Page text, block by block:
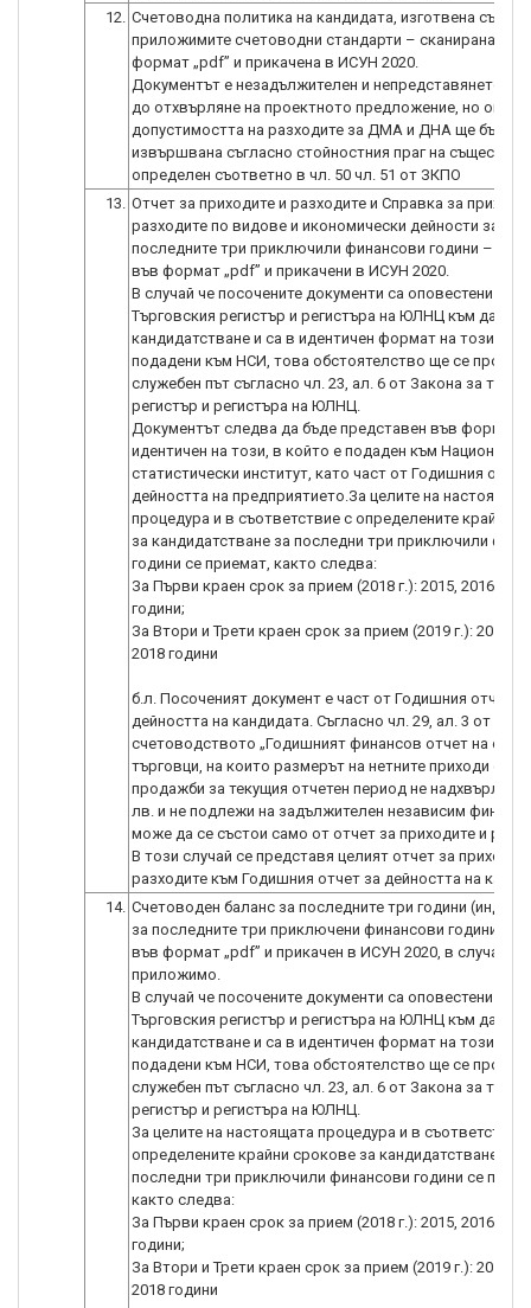
12. Счетоводна политика на кандидата, изготвена
приложимите счетоводни стандарти – сканирана във
формат „pdf” и прикачена в ИСУН 2020.
Документът е незадължителен и непредставянето му
до отхвърляне на проектното предложение, но
допустимостта на разходите за ДМА и ДНА ще бъде
извършвана съгласно стойностния праг на
определен съответно в чл. 50 чл. 51 от ЗКПО
13. Отчет за приходите и разходите и Справка за
разходите по видове и икономически дейности за
последните три приключили финансови години –
във формат „pdf” и прикачени в ИСУН 2020.
В случай че посочените документи са оповестени в
Търговския регистър и регистъра на ЮЛНЦ към
кандидатстване и са в идентичен формат на този, в
подадени към НСИ, това обстоятелство ще се
служебен път съгласно чл. 23, ал. 6 от Закона за
регистър и регистъра на ЮЛНЦ.
Документът следва да бъде представен във формат
идентичен на този, в който е подаден към
статистически институт, като част от Годишния
дейността на предприятието.За целите на настоящата
процедура и в съответствие с определените крайни
за кандидатстване за последни три приключили
години се приемат, както следва:
За Първи краен срок за прием (2018 г.): 2015, 2016 и
години;
За Втори и Трети краен срок за прием (2019 г.): 2016,
2018 години
б.л. Посоченият документ е част от Годишния отчет
дейността на кандидата. Съгласно чл. 29, ал. 3 от
счетоводството „Годишният финансов отчет на
търговци, на които размерът на нетните приходи от
продажби за текущия отчетен период не надхвърля
лв. и не подлежи на задължителен независим
може да се състои само от отчет за приходите и
В този случай се представя целият отчет за
разходите към Годишния отчет за дейността на
14. Счетоводен баланс за последните три години
за последните три приключени финансови години -
във формат „pdf” и прикачен в ИСУН 2020, в случай че
приложимо.
В случай че посочените документи са оповестени в
Търговския регистър и регистъра на ЮЛНЦ към
кандидатстване и са в идентичен формат на този, в
подадени към НСИ, това обстоятелство ще се
служебен път съгласно чл. 23, ал. 6 от Закона за
регистър и регистъра на ЮЛНЦ.
За целите на настоящата процедура и в съответствие
определените крайни срокове за кандидатстване за
последни три приключили финансови години се
както следва:
За Първи краен срок за прием (2018 г.): 2015, 2016 и
години;
За Втори и Трети краен срок за прием (2019 г.): 2016,
2018 години